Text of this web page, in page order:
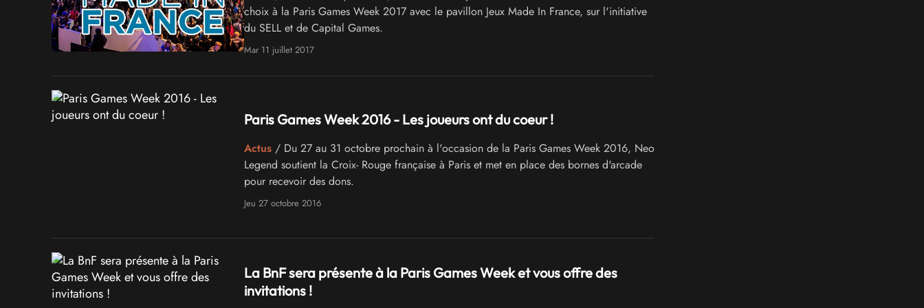
choix à la Paris Games Week 2017 avec le pavillon Jeux Made In France, sur l'initiative
du SELL et de Capital Games.
Mar 11 juillet 2017
Paris Games Week 2016 - Les joueurs ont du coeur !
Actus/ Du 27 au 31 octobre prochain à l'occasion de la Paris Games Week 2016, Neo
Legend soutient la Croix- Rouge française à Paris et met en place des bornes d'arcade
pour recevoir des dons.
Jeu 27 octobre 2016
La BnF sera présente à la Paris Games Week et vous offre des
invitations !